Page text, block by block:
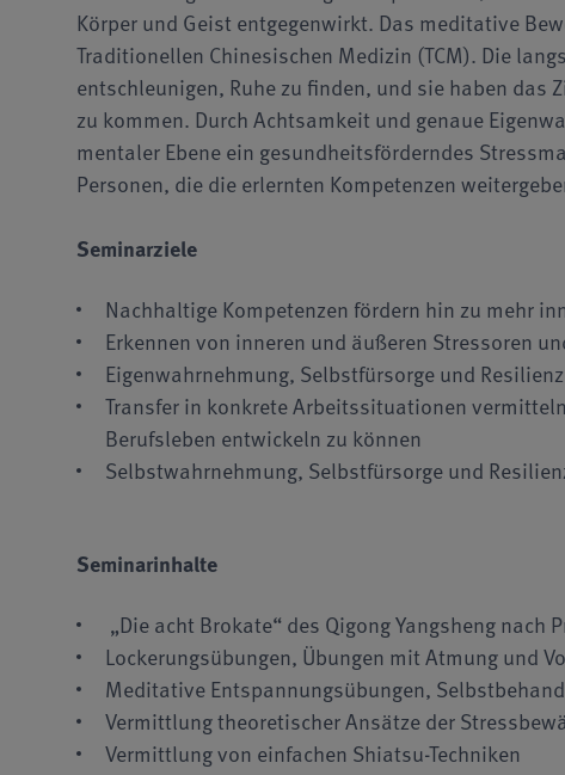
Körper und Geist entgegenwirkt. Das meditative
Traditionellen Chinesischen Medizin (TCM). Die
entschleunigen, Ruhe zu finden, und sie haben
zu kommen. Durch Achtsamkeit und genaue
mentaler Ebene ein gesundheitsförderndes
Personen, die die erlernten Kompetenzen
Seminarziele
Nachhaltige Kompetenzen fördern hin zu mehr
Erkennen von inneren und äußeren Stressoren
Eigenwahrnehmung, Selbstfürsorge und
Transfer in konkrete Arbeitssituationen
Berufsleben entwickeln zu können
Selbstwahrnehmung, Selbstfürsorge und
Seminarinhalte
„Die acht Brokate“ des Qigong Yangsheng nach
Lockerungsübungen, Übungen mit Atmung und
Meditative Entspannungsübungen,
Vermittlung theoretischer Ansätze der
Vermittlung von einfachen Shiatsu-Techniken